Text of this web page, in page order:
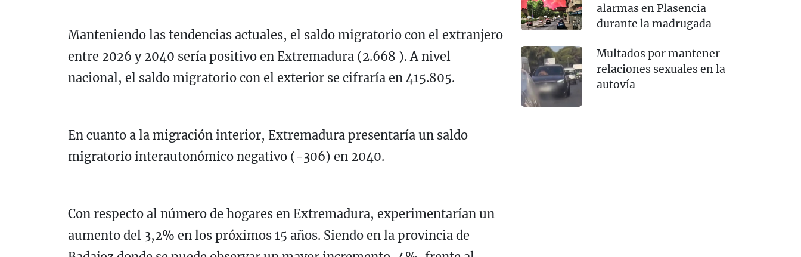
Manteniendo las tendencias actuales, el saldo migratorio con el extranjero
entre 2026 y 2040 sería positivo en Extremadura (2.668 ). A nivel
nacional, el saldo migratorio con el exterior se cifraría en 415.805.
En cuanto a la migración interior, Extremadura presentaría un saldo
migratorio interautonómico negativo (-306) en 2040.
Con respecto al número de hogares en Extremadura, experimentarían un
aumento del 3,2% en los próximos 15 años. Siendo en la provincia de
alarmas en Plasencia
durante la madrugada
Multados por mantener
relaciones sexuales en la
autovía